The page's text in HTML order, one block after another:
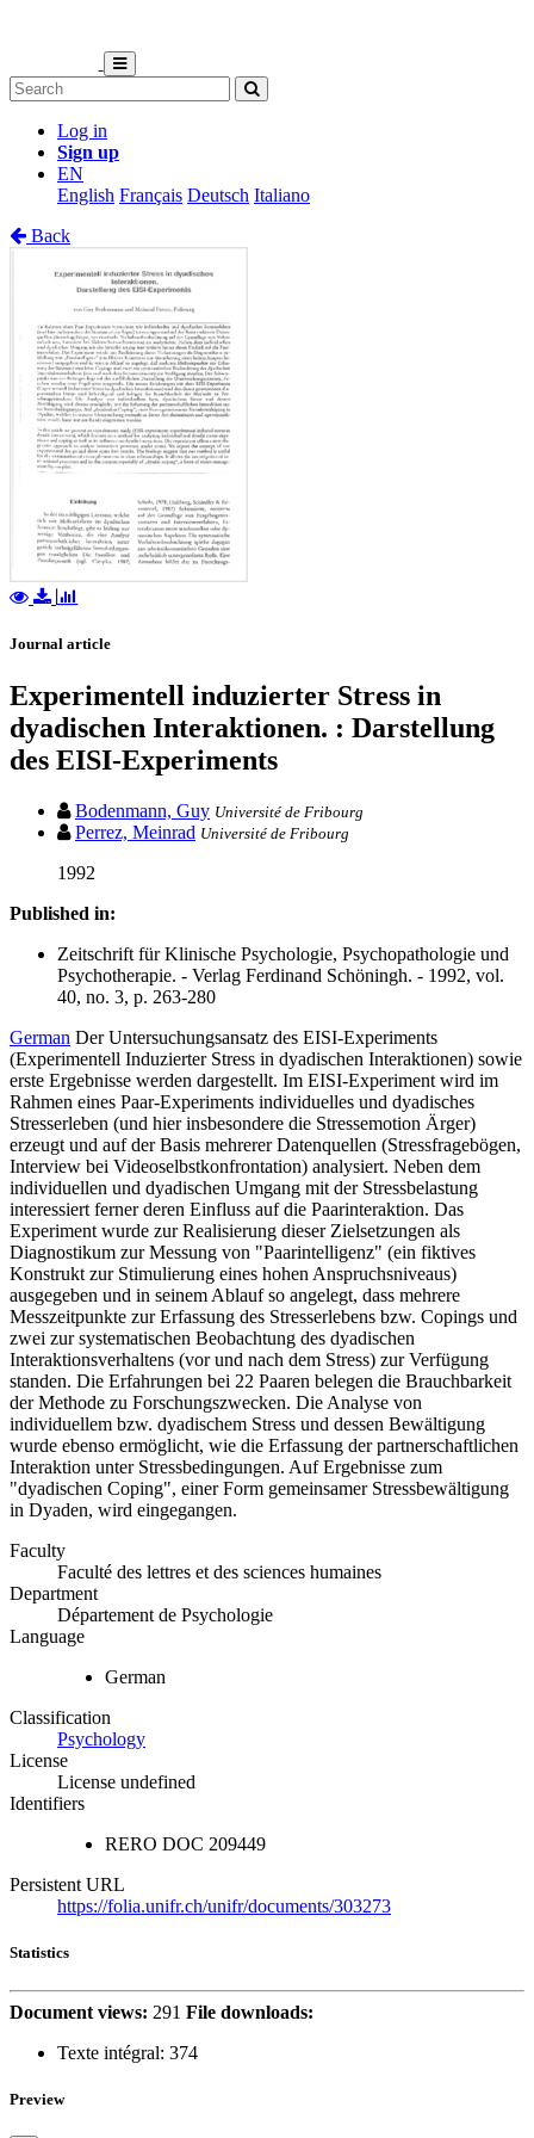
Log in
Sign up
EN
English Français Deutsch Italiano
Back
Journal article
Experimentell induzierter Stress in
dyadischen Interaktionen. : Darstellung
des EISI-Experiments
Bodenmann, Guy Université de Fribourg
Perrez, Meinrad Université de Fribourg
1992
Published in:
Zeitschrift für Klinische Psychologie, Psychopathologie und
Psychotherapie. - Verlag Ferdinand Schöningh. - 1992, vol.
40, no. 3, p. 263-280
German Der Untersuchungsansatz des EISI-Experiments
(Experimentell Induzierter Stress in dyadischen Interaktionen) sowie
erste Ergebnisse werden dargestellt. Im EISI-Experiment wird im
Rahmen eines Paar-Experiments individuelles und dyadisches
Stresserleben (und hier insbesondere die Stressemotion Ärger)
erzeugt und auf der Basis mehrerer Datenquellen (Stressfragebögen,
Interview bei Videoselbstkonfrontation) analysiert. Neben dem
individuellen und dyadischen Umgang mit der Stressbelastung
interessiert ferner deren Einfluss auf die Paarinteraktion. Das
Experiment wurde zur Realisierung dieser Zielsetzungen als
Diagnostikum zur Messung von "Paarintelligenz" (ein fiktives
Konstrukt zur Stimulierung eines hohen Anspruchsniveaus)
ausgegeben und in seinem Ablauf so angelegt, dass mehrere
Messzeitpunkte zur Erfassung des Stresserlebens bzw. Copings und
zwei zur systematischen Beobachtung des dyadischen
Interaktionsverhaltens (vor und nach dem Stress) zur Verfügung
standen. Die Erfahrungen bei 22 Paaren belegen die Brauchbarkeit
der Methode zu Forschungszwecken. Die Analyse von
individuellem bzw. dyadischem Stress und dessen Bewältigung
wurde ebenso ermöglicht, wie die Erfassung der partnerschaftlichen
Interaktion unter Stressbedingungen. Auf Ergebnisse zum
"dyadischen Coping", einer Form gemeinsamer Stressbewältigung
in Dyaden, wird eingegangen.
Faculty
Faculté des lettres et des sciences humaines
Department
Département de Psychologie
Language
German
Classification
Psychology
License
License undefined
Identifiers
RERO DOC 209449
Persistent URL
https://folia.unifr.ch/unifr/documents/303273
Statistics
Document views: 291 File downloads:
Texte intégral: 374
Preview